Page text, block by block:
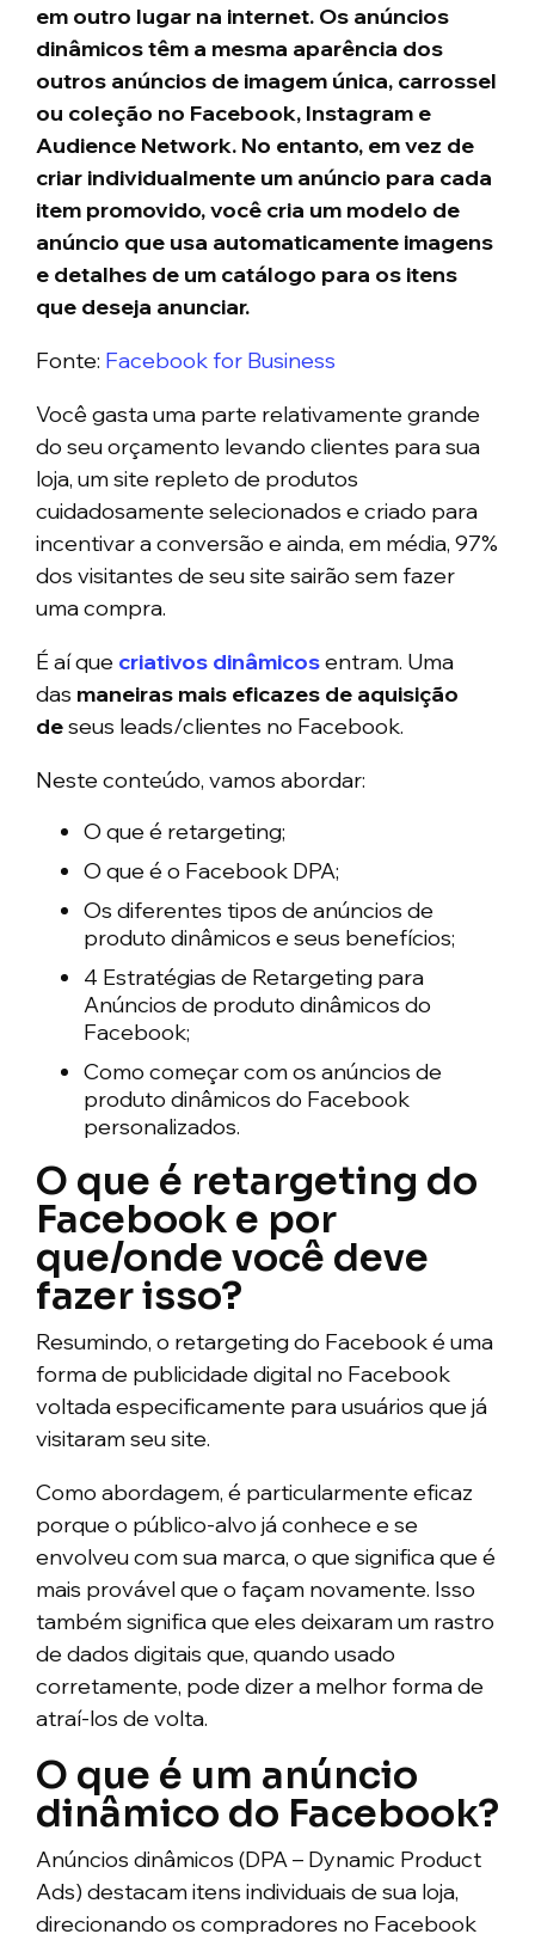
em outro lugar na internet. Os anúncios
dinâmicos têm a mesma aparência dos
outros anúncios de imagem única, carrossel
ou coleção no Facebook, Instagram e
Audience Network. No entanto, em vez de
criar individualmente um anúncio para cada
item promovido, você cria um modelo de
anúncio que usa automaticamente imagens
e detalhes de um catálogo para os itens
que deseja anunciar.
Fonte: Facebook for Business
Você gasta uma parte relativamente grande
do seu orçamento levando clientes para sua
loja, um site repleto de produtos
cuidadosamente selecionados e criado para
incentivar a conversão e ainda, em média, 97%
dos visitantes de seu site sairão sem fazer
uma compra.
É aí que criativos dinâmicosentram. Uma
das maneiras mais eficazes de aquisição
deseus leads/clientes no Facebook.
Neste conteúdo, vamos abordar:
O que é retargeting;
O que é o Facebook DPA;
Os diferentes tipos de anúncios de
produto dinâmicos e seus benefícios;
4 Estratégias de Retargeting para
Anúncios de produto dinâmicos do
Facebook;
Como começar com os anúncios de
produto dinâmicos do Facebook
personalizados.
O que é retargeting do
Facebook e por
que/onde você deve
fazer isso?
Resumindo, o retargeting do Facebook é uma
forma de publicidade digital no Facebook
voltada especificamente para usuários que já
visitaram seu site.
Como abordagem, é particularmente eficaz
porque o público-alvo já conhece e se
envolveu com sua marca, o que significa que é
mais provável que o façam novamente. Isso
também significa que eles deixaram um rastro
de dados digitais que, quando usado
corretamente, pode dizer a melhor forma de
atraí-los de volta.
O que é um anúncio
dinâmico do Facebook?
Anúncios dinâmicos (DPA – Dynamic Product
Ads) destacam itens individuais de sua loja,
direcionando os compradores no Facebook